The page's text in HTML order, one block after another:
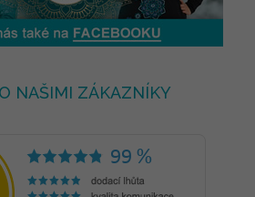
NAŠIMI ZÁKAZNÍKY